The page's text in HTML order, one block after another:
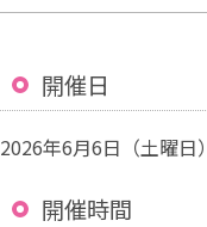
開催日
2026年6月6日（土曜日）
開催時間